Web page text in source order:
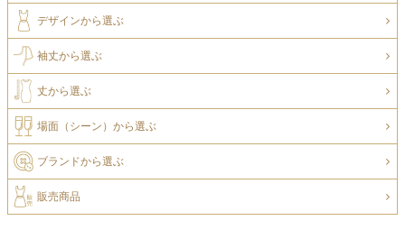
デザインから選ぶ
袖丈から選ぶ
丈から選ぶ
場面（シーン）から選ぶ
ブランドから選ぶ
販売商品